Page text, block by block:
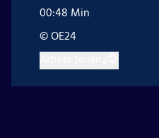
00:48 Min
© OE24